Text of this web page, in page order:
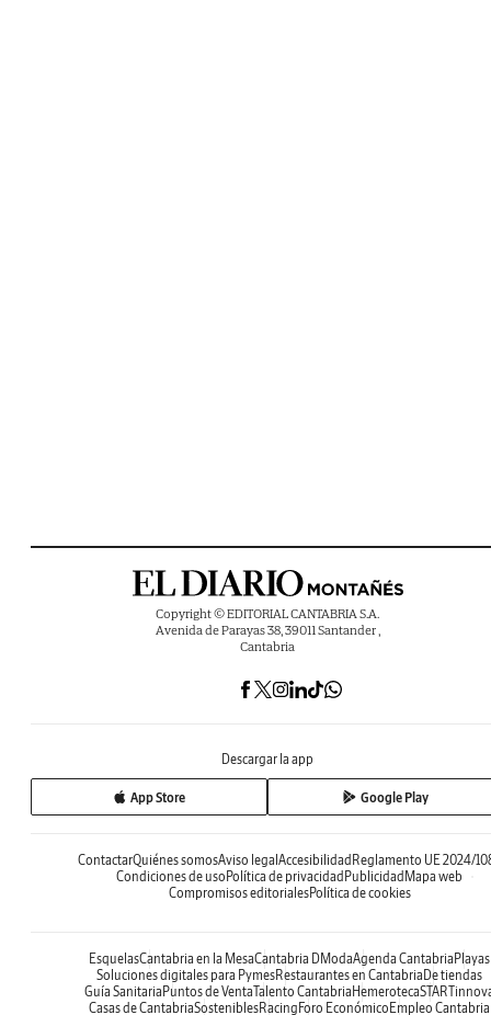
Copyright © EDITORIAL CANTABRIA S.A.
Avenida de Parayas 38, 39011 Santander ,
Cantabria
Descargar la app
App Store Google Play
ContactarQuiénes somosAviso legal Accesibilidad Reglamento UE 2024/
Condiciones de uso Política de privacidad Publicidad Mapa web
Compromisos editorialesPolítica de cookies
EsquelasCantabria en la MesaCantabria DModaAgenda Cantabria Playas
Soluciones digitales para PymesRestaurantes en Cantabria De tiendas
Guía Sanitaria Puntos de VentaTalento Cantabria Hemeroteca
Casas de CantabriaSosteniblesRacing Foro Económico Empleo Cantabria